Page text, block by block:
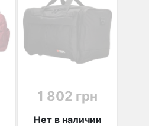
1 802 грн
Нет в наличии